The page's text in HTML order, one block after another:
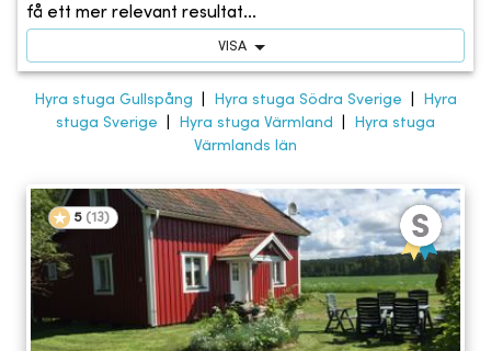
få ett mer relevant resultat...
VISA
Hyra stuga Gullspång Hyra stuga Södra Sverige
Hyra
stuga Sverige
Hyra stuga Värmland
Hyra stuga
Värmlands län
5 (13)